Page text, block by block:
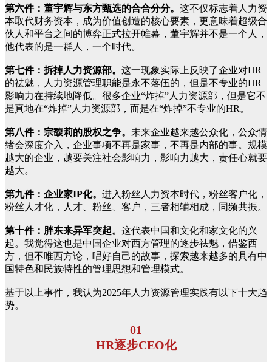
第六件：董宇辉与东方甄选的合合分分。 这不仅标志着人力资
本取代财务资本，成为价值创造的核心要素，更意味着超级合
伙人和平台之间的博弈正式拉开帷幕，董宇辉并不是一个人，
他代表的是一群人，一个时代。
第七件：拆掉人力资源部。 这一现象实际上反映了企业对HR
的祛魅，人力资源管理职能是永不落伍的，但是不专业的HR
影响力在持续地降低。很多企业“炸掉”人力资源部，但是它不
是真地在“炸掉”人力资源部，而是在“炸掉”不专业的HR。
第八件：宗馥莉的股权之争。 未来企业越来越公众化，公众情
绪会深度介入，企业事项不再是家事，不再是内部的事。规模
越大的企业，越要关注社会影响力，影响力越大，责任心就要
越大。
第九件：企业家IP化。 进入粉丝人力资本时代，粉丝客户化，
粉丝人才化，人才、粉丝、客户，三者相辅相成，同频共振。
第十件：胖东来异军突起。 这代表中国和文化和家文化的兴
起。我觉得这也是中国企业对西方管理的逐步祛魅，借鉴西
方，但不唯西方论，唱好自己的故事，探索越来越多的具有中
国特色和民族特性的管理思想和管理模式。
基于以上事件，我认为2025年人力资源管理实践有以下十大趋
势。
01
HR逐步CEO化